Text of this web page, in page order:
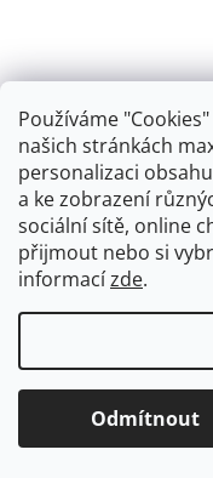
Používáme
našich stránkách
personalizaci
a ke zobrazení
sociální sítě, online
přijmout nebo si
informacízde.
Odmítnout
Vytvořil
Copyright 2026